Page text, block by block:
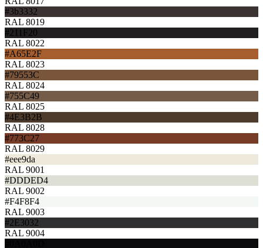
#3b3332
RAL 8019
#211F20
RAL 8022
#A65E2F
RAL 8023
#79553C
RAL 8024
#755C49
RAL 8025
#4E3B2B
RAL 8028
#773C27
RAL 8029
#eee9da
RAL 9001
#DDDED4
RAL 9002
#F4F8F4
RAL 9003
#2E3032
RAL 9004